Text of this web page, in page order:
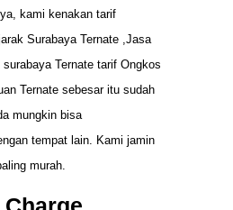
kami kenakan tarif
Surabaya Ternate ,Jasa
surabaya Ternate tarif Ongkos
Ternate sebesar itu sudah
mungkin bisa
tempat lain. Kami jamin
murah.